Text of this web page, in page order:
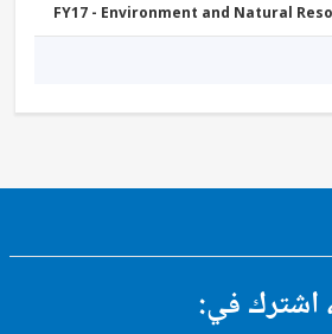
FY17 - Environment and
في: